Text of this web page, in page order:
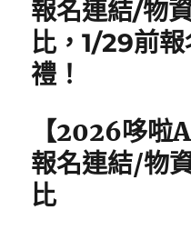
報名連結/物
比，1/29前
禮！
【2026哆啦
報名連結/物
比